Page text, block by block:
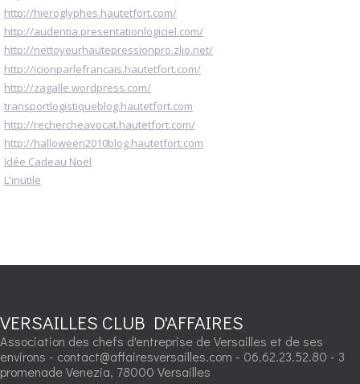
http://hieroglyphes.hautetfort.com/
http://audentia.presentationlogiciel.com/
http://nettoyeurhautepressionpro.zlio.net/
http://icionparlefrancais.hautetfort.com/
http://zagalle.wordpress.com/
transportlogistiqueblog.hautetfort.com
http://rechercheavocat.hautetfort.com/
http://halloween2010blog.hautetfort.com
Idée Cadeau Noël
L'inutile
VERSAILLES CLUB D'AFFAIRES
Association des chefs d'entreprise de Versailles et de ses
environs - contact@affairesversailles.com - 06.62.23.52.80 - 3
promenade Venezia, 78000 Versailles